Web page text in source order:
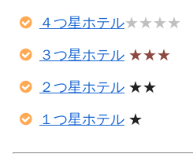
４つ星ホテル★★★★
３つ星ホテル ★★★
２つ星ホテル ★★
１つ星ホテル ★